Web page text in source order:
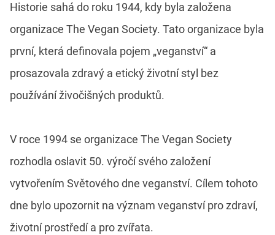
Historie sahá do roku 1944, kdy byla založena
organizace The Vegan Society. Tato organizace byla
první, která definovala pojem „veganství“ a
prosazovala zdravý a etický životní styl bez
používání živočišných produktů.
V roce 1994 se organizace The Vegan Society
rozhodla oslavit 50. výročí svého založení
vytvořením Světového dne veganství. Cílem tohoto
dne bylo upozornit na význam veganství pro zdraví,
životní prostředí a pro zvířata.